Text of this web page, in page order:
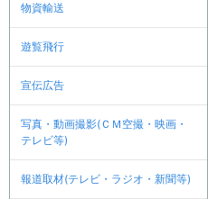
物資輸送
遊覧飛行
宣伝広告
写真・動画撮影(ＣＭ空撮・映画・
テレビ等)
報道取材(テレビ・ラジオ・新聞等)